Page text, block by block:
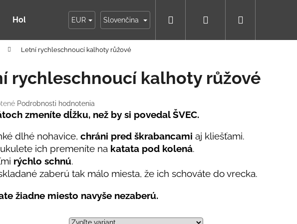
Holky Dupeťačky Moja objednávka
EUR Slovenčina Prihlásenie
Letní rychleschnoucí kalhoty růžové
Podrobnosti hodnotenia
rychleschnoucí kalhoty růžové
zmeníte dĺžku, než by si povedal ŠVEC.
dlhé nohavice, chráni pred škrabancami aj kliešťami.
ich premeníte na katata pod kolená.
rýchlo schnú.
zaberú tak málo miesta, že ich schováte do vrecka.
žiadne miesto navyše nezaberú.
BAMBUSOVÉ TRIKO NÁMORNÍCKE